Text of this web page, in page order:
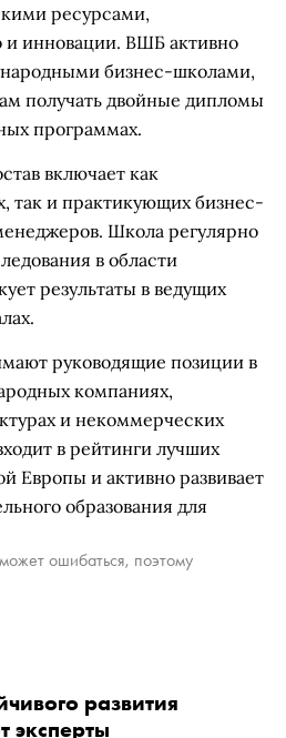
ресурсами,
и инновации. ВШБ активно
бизнес-школами,
получать двойные дипломы
программах.
включает как
так и практикующих бизнес-
Школа регулярно
в области
результаты в ведущих
руководящие позиции в
компаниях,
и некоммерческих
в рейтинги лучших
Европы и активно развивает
образования для
ошибаться, поэтому
развития
эксперты